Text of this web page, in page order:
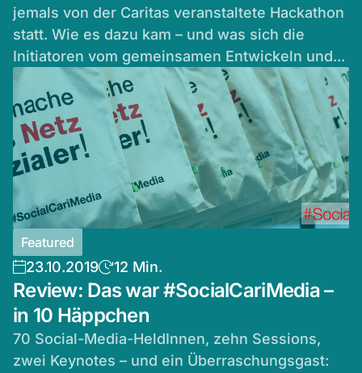
jemals von der Caritas veranstaltete Hackathon
statt. Wie es dazu kam – und was sich die
Initiatoren vom gemeinsamen Entwickeln und...
Featured
23.10.2019 12 Min.
Review: Das war #SocialCariMedia –
in 10 Häppchen
70 Social-Media-HeldInnen, zehn Sessions,
zwei Keynotes – und ein Überraschungsgast: